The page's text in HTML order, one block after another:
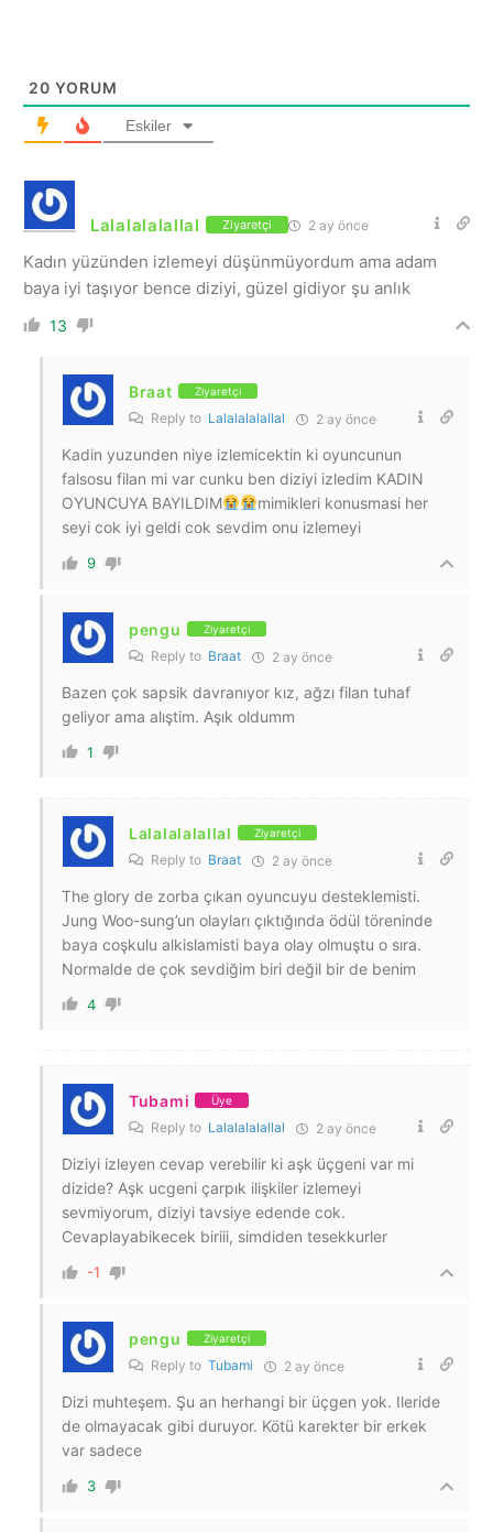
20 YORUM
Eskiler
Lalalalalallal Ziyaretçi 2 ay önce
Kadın yüzünden izlemeyi düşünmüyordum ama adam
baya iyi taşıyor bence diziyi, güzel gidiyor şu anlık
13
Braat Ziyaretçi
Reply to Lalalalalallal 2 ay önce
Kadin yuzunden niye izlemicektin ki oyuncunun
falsosu filan mi var cunku ben diziyi izledim KADIN
OYUNCUYA BAYILDIM
mimikleri konusmasi her
seyi cok iyi geldi cok sevdim onu izlemeyi
9
pengu Ziyaretçi
Reply to Braat 2 ay önce
Bazen çok sapsik davranıyor kız, ağzı filan tuhaf
geliyor ama alıştim. Aşık oldumm
1
Lalalalalallal Ziyaretçi
Reply to Braat 2 ay önce
The glory de zorba çıkan oyuncuyu desteklemisti.
Jung Woo-sung’un olayları çıktığında ödül töreninde
baya coşkulu alkislamisti baya olay olmuştu o sıra.
Normalde de çok sevdiğim biri değil bir de benim
4
Tubami Üye
Reply to Lalalalalallal 2 ay önce
Diziyi izleyen cevap verebilir ki aşk üçgeni var mi
dizide? Aşk ucgeni çarpık ilişkiler izlemeyi
sevmiyorum, diziyi tavsiye edende cok.
Cevaplayabikecek biriii, simdiden tesekkurler
-1
pengu Ziyaretçi
Reply to Tubami 2 ay önce
Dizi muhteşem. Şu an herhangi bir üçgen yok. Ileride
de olmayacak gibi duruyor. Kötü karekter bir erkek
var sadece
3